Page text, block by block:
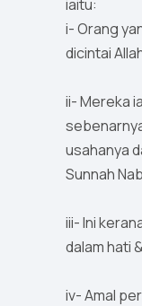
iaitu:
i- Orang
dicintai
ii- Mereka
usahanya
Sunnah
iii- Ini
dalam hati
iv- Amal